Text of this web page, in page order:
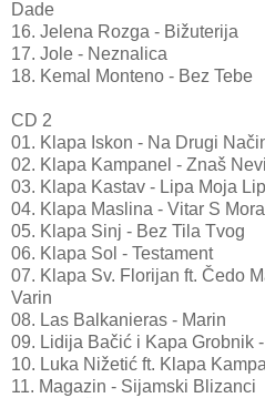
Dade
16. Jelena Rozga - Bižuterija
17. Jole - Neznalica
18. Kemal Monteno - Bez Tebe
CD 2
01. Klapa Iskon - Na Drugi
02. Klapa Kampanel - Znaš
03. Klapa Kastav - Lipa Moja
04. Klapa Maslina - Vitar S Mora
05. Klapa Sinj - Bez Tila Tvog
06. Klapa Sol - Testament
07. Klapa Sv. Florijan ft. Čedo
Varin
08. Las Balkanieras - Marin
09. Lidija Bačić i Kapa Grobnik
10. Luka Nižetić ft. Klapa
11. Magazin - Sijamski Blizanci